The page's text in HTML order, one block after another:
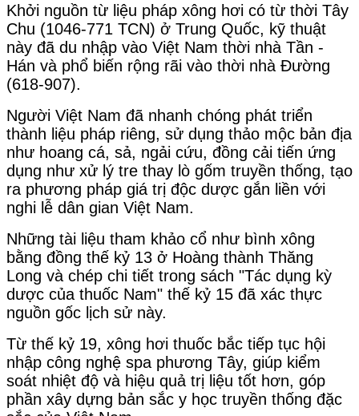
Khởi nguồn từ liệu pháp xông hơi có từ thời Tây
Chu (1046-771 TCN) ở Trung Quốc, kỹ thuật
này đã du nhập vào Việt Nam thời nhà Tần -
Hán và phổ biến rộng rãi vào thời nhà Đường
(618-907).
Người Việt Nam đã nhanh chóng phát triển
thành liệu pháp riêng, sử dụng thảo mộc bản địa
như hoang cá, sả, ngải cứu, đồng cải tiến ứng
dụng như xử lý tre thay lò gốm truyền thống, tạo
ra phương pháp giá trị độc dược gắn liền với
nghi lễ dân gian Việt Nam.
Những tài liệu tham khảo cổ như bình xông
bằng đồng thế kỷ 13 ở Hoàng thành Thăng
Long và chép chi tiết trong sách "Tác dụng kỳ
dược của thuốc Nam" thế kỷ 15 đã xác thực
nguồn gốc lịch sử này.
Từ thế kỷ 19, xông hơi thuốc bắc tiếp tục hội
nhập công nghệ spa phương Tây, giúp kiểm
soát nhiệt độ và hiệu quả trị liệu tốt hơn, góp
phần xây dựng bản sắc y học truyền thống đặc